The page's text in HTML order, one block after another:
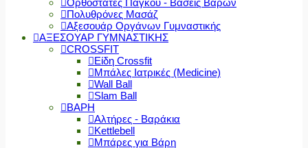
Ορθοστάτες Πάγκου - Βάσεις Βαρών
Πολυθρόνες Μασάζ
Αξεσουάρ Οργάνων Γυμναστικής
ΑΞΕΣΟΥΑΡ ΓΥΜΝΑΣΤΙΚΗΣ
CROSSFIT
Είδη Crossfit
Μπάλες Ιατρικές (Medicine)
Wall Ball
Slam Ball
ΒΑΡΗ
Αλτήρες - Βαράκια
Kettlebell
Μπάρες για Βάρη